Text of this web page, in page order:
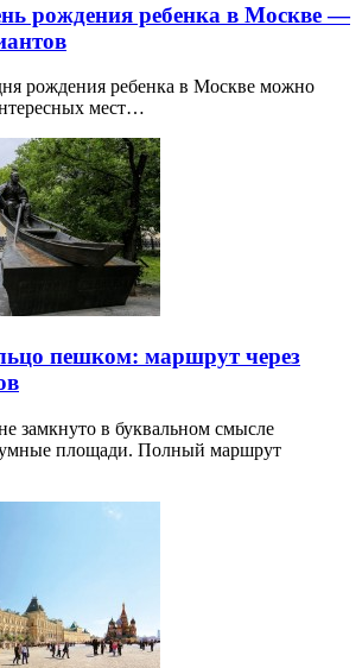
рождения ребенка в Москве —
рождения ребенка в Москве можно
мест…
пешком: маршрут через
замкнуто в буквальном смысле
площади. Полный маршрут